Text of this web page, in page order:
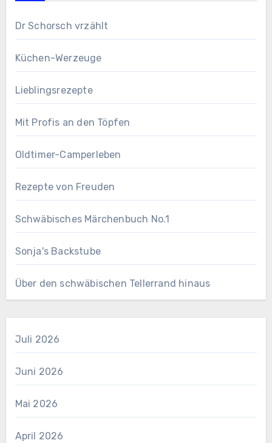
Dr Schorsch vrzählt
Küchen-Werzeuge
Lieblingsrezepte
Mit Profis an den Töpfen
Oldtimer-Camperleben
Rezepte von Freuden
Schwäbisches Märchenbuch No.1
Sonja's Backstube
Über den schwäbischen Tellerrand hinaus
Juli 2026
Juni 2026
Mai 2026
April 2026